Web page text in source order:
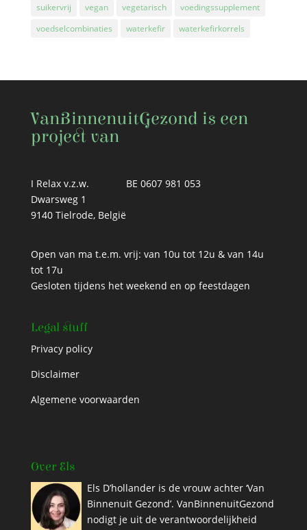
suikervrij
vegan vegetarisch
voedingssupplement
voedselcombinaties
waterkefir waterkefirkorrels
VanBinnenuitGezond is een
project van
I Relax v.z.w.
Dwarsweg 1
9140 Tielrode, België
BE 0607 981 053
Open van ma t.e.m. vrij: van 10u tot 12u & van 14u
tot 17u
Gesloten tijdens het weekend en op feestdagen
Legal stuff
Privacy policy
Disclaimer
Algemene voorwaarden
Over Els
Els D’hollander is de vrouw achter ‘Van
Binnenuit Gezond’. VanBinnenuitGezond
nodigt je uit de verantwoordelijkheid